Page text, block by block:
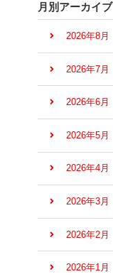
月別アーカイブ
2026年8月
2026年7月
2026年6月
2026年5月
2026年4月
2026年3月
2026年2月
2026年1月